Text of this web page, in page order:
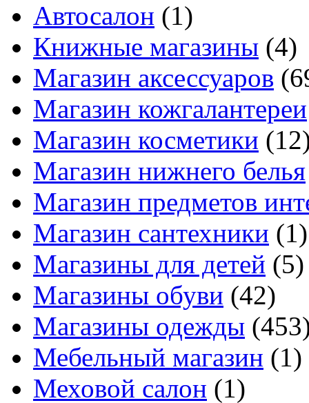
Автосалон (1)
Книжные магазины (4)
Магазин аксессуаров
Магазин кожгалантереи
Магазин косметики
Магазин нижнего белья
Магазин предметов
Магазин сантехники (1)
Магазины для детей (5)
Магазины обуви (42)
Магазины одежды
Мебельный магазин (1)
Меховой салон (1)